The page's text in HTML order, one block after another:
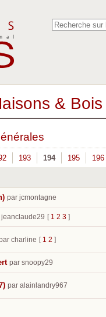
&
193 194 195 196
par jcmontagne
jeanclaude29 [ 1 2 3 ]
charline [ 1 2 ]
par snoopy29
par alainlandry967